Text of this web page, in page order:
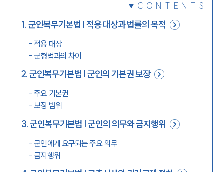
CONTENTS
1.군인복무기본법 | 적용 대상과 법률의 목적
-적용 대상
-군형법과의 차이
2.군인복무기본법 | 군인의 기본권 보장
-주요 기본권
-보장 범위
3.군인복무기본법 | 군인의 의무와 금지행위
-군인에게 요구되는 주요 의무
-금지행위